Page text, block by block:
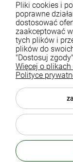
Zasubskrybuj
i otrzymaj5%
Twój email
Pliki cookies i
poprawne
dostosować
zaakceptować
tych plików i
plików do
"Dostosuj
Więcej o
Polityce